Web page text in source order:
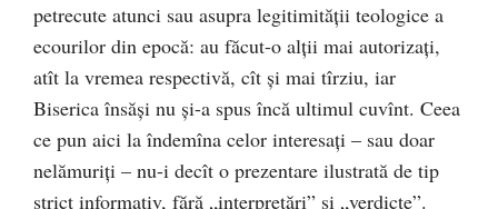
petrecute atunci sau asupra legitimităţii teologice a
ecourilor din epocă: au făcut-o alţii mai autorizaţi,
atît la vremea respectivă, cît şi mai tîrziu, iar
Biserica însăşi nu şi-a spus încă ultimul cuvînt. Ceea
ce pun aici la îndemîna celor interesaţi – sau doar
nelămuriţi – nu-i decît o prezentare ilustrată de tip
strict informativ, fără „interpretări” şi „verdicte”.